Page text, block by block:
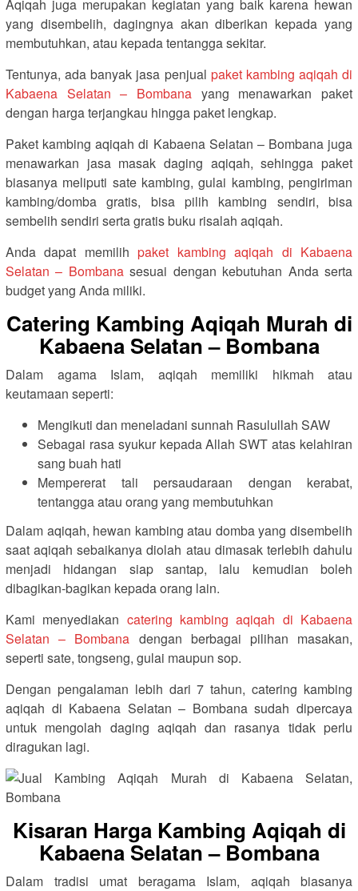
Aqiqah juga merupakan kegiatan yang baik karena hewan
yang disembelih, dagingnya akan diberikan kepada yang
membutuhkan, atau kepada tentangga sekitar.
Tentunya, ada banyak jasa penjual paket kambing aqiqah di
Kabaena Selatan – Bombana yang menawarkan paket
dengan harga terjangkau hingga paket lengkap.
Paket kambing aqiqah di Kabaena Selatan – Bombana juga
menawarkan jasa masak daging aqiqah, sehingga paket
biasanya meliputi sate kambing, gulai kambing, pengiriman
kambing/domba gratis, bisa pilih kambing sendiri, bisa
sembelih sendiri serta gratis buku risalah aqiqah.
Anda dapat memilihpaket kambing aqiqah di Kabaena
Selatan – Bombanasesuai dengan kebutuhan Anda serta
budget yang Anda miliki.
Catering Kambing Aqiqah Murah di
Kabaena Selatan – Bombana
Dalam agama Islam, aqiqah memiliki hikmah atau
keutamaan seperti:
Mengikuti dan meneladani sunnah Rasulullah SAW
Sebagai rasa syukur kepada Allah SWT atas kelahiran
sang buah hati
Mempererat tali persaudaraan dengan kerabat,
tentangga atau orang yang membutuhkan
Dalam aqiqah, hewan kambing atau domba yang disembelih
saat aqiqah sebaikanya diolah atau dimasak terlebih dahulu
menjadi hidangan siap santap, lalu kemudian boleh
dibagikan-bagikan kepada orang lain.
Kami menyediakan catering kambing aqiqah di Kabaena
Selatan – Bombana dengan berbagai pilihan masakan,
seperti sate, tongseng, gulai maupun sop.
Dengan pengalaman lebih dari 7 tahun, catering kambing
aqiqah di Kabaena Selatan – Bombana sudah dipercaya
untuk mengolah daging aqiqah dan rasanya tidak perlu
diragukan lagi.
Kisaran Harga Kambing Aqiqah di
Kabaena Selatan – Bombana
Dalam tradisi umat beragama Islam, aqiqah biasanya